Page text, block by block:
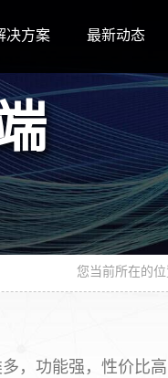
决方案 最新动态
您当前所在的位
，功能强，性价比高